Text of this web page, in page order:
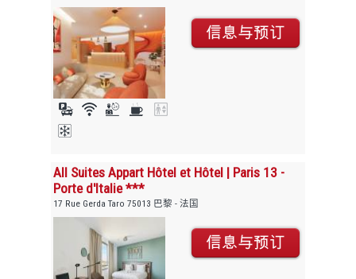
All Suites Appart Hôtel et Hôtel | Paris 13 -
Porte d'Italie ***
17 Rue Gerda Taro 75013 巴黎 - 法国